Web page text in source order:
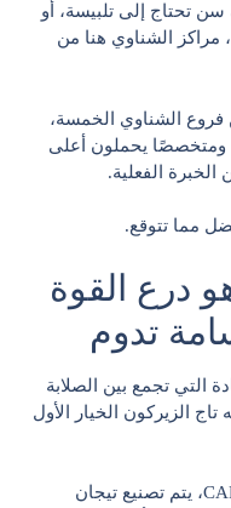
تحتاج إلى تلبيسة، أو
الشناوي هنا من
الشناوي الخمسة،
يضم أكثر من 60 طبيبًا ومتخصصًا يحملون أعلى
مما تتوقع.
درع القوة
تدوم
التي تجمع بين الصلابة
تاج الزيركون الخيار الأول
بفضل تقنيات التصميم الرقمي CAD/CAM، يتم تصنيع تيجان